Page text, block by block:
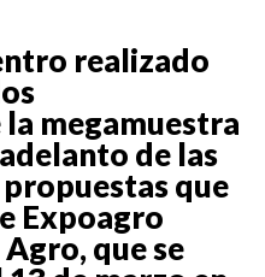
realizado
megamuestra
de las
propuestas que
Expoagro
que se